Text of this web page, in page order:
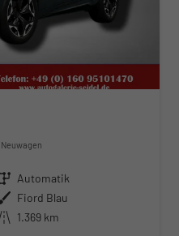
Neuwagen
Getriebe Automatik
Außenfarbe Fiord Blau
Kilometerstand 1.369 km